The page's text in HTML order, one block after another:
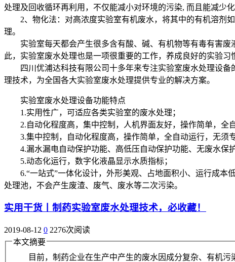
处理及回收循环再利用，不仅能减小对环境的污染, 而且能减少化
2、物化法：对高浓度实验室有机废水，将其中的有机溶剂如
理。
实验室每天都会产生很多含有酸、碱、有机物等有毒有害废
此，实验室废水处理也是一项很重要的工作，养成良好的实验
四川优浦达科技有限公司十多年来专注实验室废水处理设备
理技术，为全国各大实验室废水处理提供专业的解决方案。
实验室废水处理设备功能特点
1.实用性广，可适应各类实验室的废水处理；
2.自动化程度高，集中控制，人机界面友好，操作简单，全自
3.集中控制，自动化程度高，操作简单，全自动运行，无须专
4.漏水漏电自动保护功能、高低压自动保护功能、无废水保护
5.动态化运行，数字化液晶显示水质指标；
6.“一站式”一体化设计，外形美观、占地面积小、运行成本
处理池，不会产生废渣、废气、废水等二次污染。
实用干货丨制药实验室废水处理技术，必收藏！
2019-08-12 0 2276次阅读
本文摘要
目前，制药企业在生产中产生的废水因成分复杂、有机污